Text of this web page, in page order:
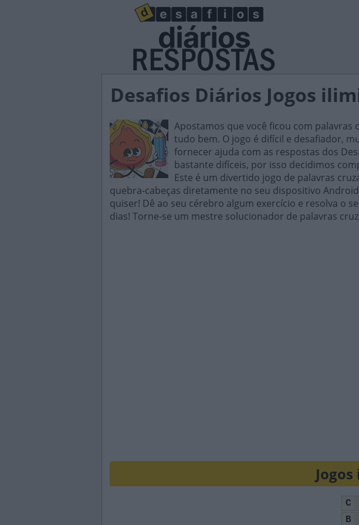
Desafios Diários Jogos
Apostamos que você ficou com palavras
tudo bem. O jogo é difícil e desafiador,
fornecer ajuda com as respostas dos
bastante difíceis, por isso decidimos
Este é um divertido jogo de palavras
quebra-cabeças diretamente no seu dispositivo
quiser! Dê ao seu cérebro algum exercício e resolva o
dias! Torne-se um mestre solucionador de palavras
C
B